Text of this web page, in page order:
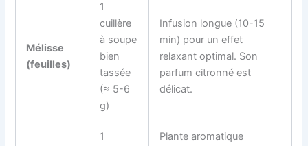
Mélisse
(feuilles)
1
cuillère
à soupe
bien
tassée
(≈ 5-6
g)
Infusion longue (10-15
min) pour un effet
relaxant optimal. Son
parfum citronné est
délicat.
1
Plante aromatique